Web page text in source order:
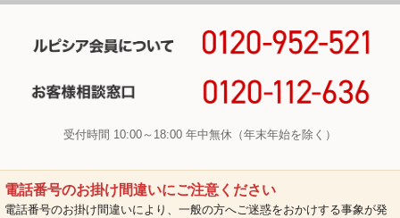
受付時間 10:00～18:00 年中無休（年末年始を除く）
電話番号のお掛け間違いにご注意ください
電話番号のお掛け間違いにより、一般の方へご迷惑をおかけする事象が発